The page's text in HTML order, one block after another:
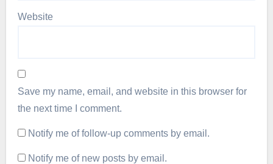
Website
Save my name, email, and website in this browser for
the next time I comment.
Notify me of follow-up comments by email.
Notify me of new posts by email.